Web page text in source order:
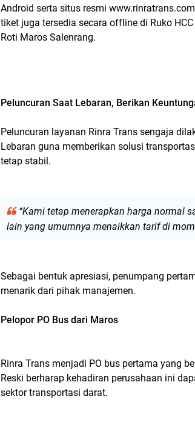
Android serta situs resmi
tiket juga tersedia secara offline di Ruko
Roti Maros Salenrang.
Peluncuran Saat Lebaran, Berikan
Peluncuran layanan Rinra Trans sengaja
Lebaran guna memberikan solusi
tetap stabil.
“Kami tetap menerapkan harga normal
lain yang umumnya menaikkan tarif di
Sebagai bentuk apresiasi, penumpang
menarik dari pihak manajemen.
Pelopor PO Bus dari Maros
Rinra Trans menjadi PO bus pertama yang
Reski berharap kehadiran perusahaan ini
sektor transportasi darat.